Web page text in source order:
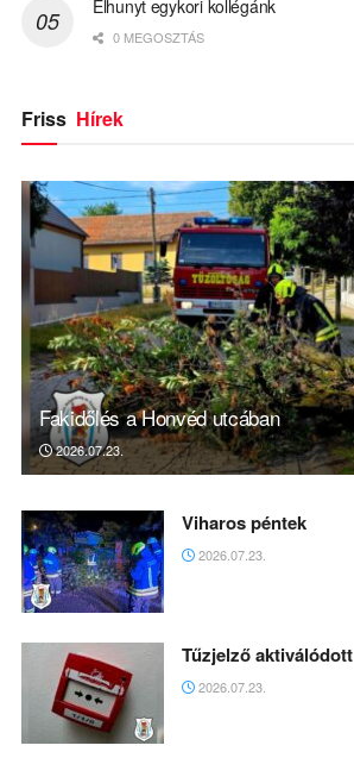
Elhunyt egykori kollégánk
0 MEGOSZTÁS
Friss Hírek
Fakidőlés a Honvéd utcában
2026.07.23.
Viharos péntek
2026.07.23.
Tűzjelző aktiválódott
2026.07.23.